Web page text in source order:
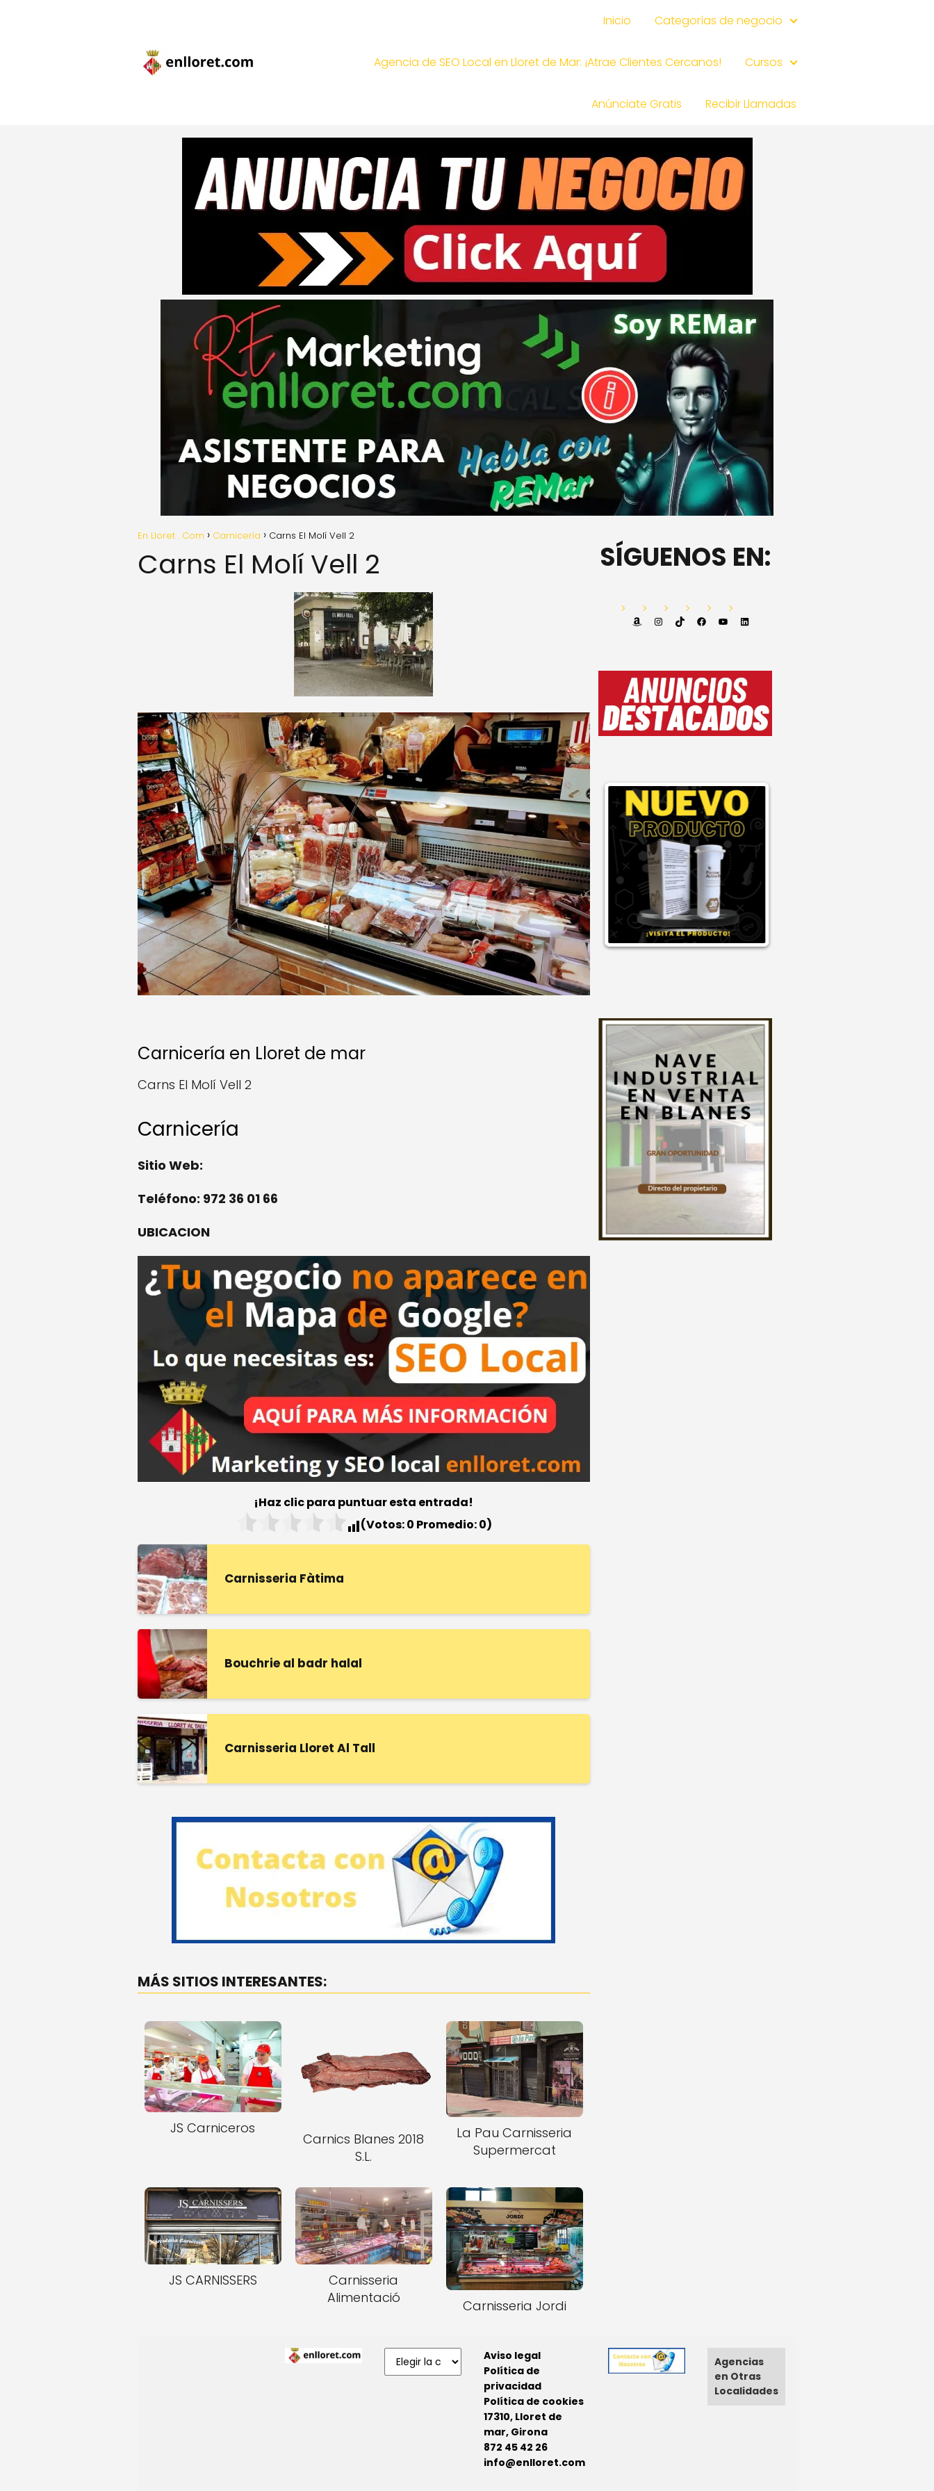
Inicio Categorías de negocio
Agencia de SEO Local en Lloret de Mar: ¡Atrae Clientes Cercanos! Cursos
Anúnciate Gratis Recibir Llamadas
En Lloret . Com Carnicería Carns El Molí Vell 2
Carns El Molí Vell 2
Carnicería en Lloret de mar
Carns El Molí Vell 2
Carnicería
Sitio Web:
Teléfono: 972 36 01 66
UBICACION
¡Haz clic para puntuar esta entrada!
(Votos:0 Promedio:0)
Carnisseria Fàtima
Bouchrie al badr halal
Carnisseria Lloret Al Tall
MÁS SITIOS INTERESANTES:
JS Carniceros
Carnics Blanes 2018
S.L.
La Pau Carnisseria
Supermercat
JS CARNISSERS
Carnisseria
Alimentació
Carnisseria Jordi
SÍGUENOS EN:
AmazonInstagram
TikTokFacebookYouTube
Aviso legal
Política de
privacidad
Política de cookies
17310, Lloret de
mar, Girona
872 45 42 26
info@enlloret.com
Agencias
en Otras
Localidades